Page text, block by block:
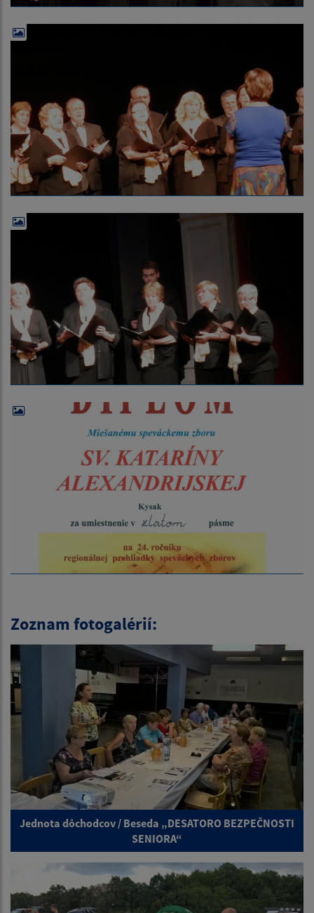
Zoznam fotogalérií:
Jednota dôchodcov / Beseda „DESATORO BEZPEČNOSTI
SENIORA“